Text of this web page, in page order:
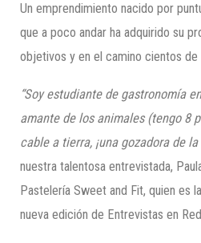
Un emprendimiento nacido por
que a poco andar ha adquirido su
objetivos y en el camino cientos
“Soy estudiante de gastronomía
amante de los animales (tengo 8
cable a tierra, ¡una gozadora de
nuestra talentosa entrevistada,
Pastelería Sweet and Fit, quien es
nueva edición de Entrevistas en